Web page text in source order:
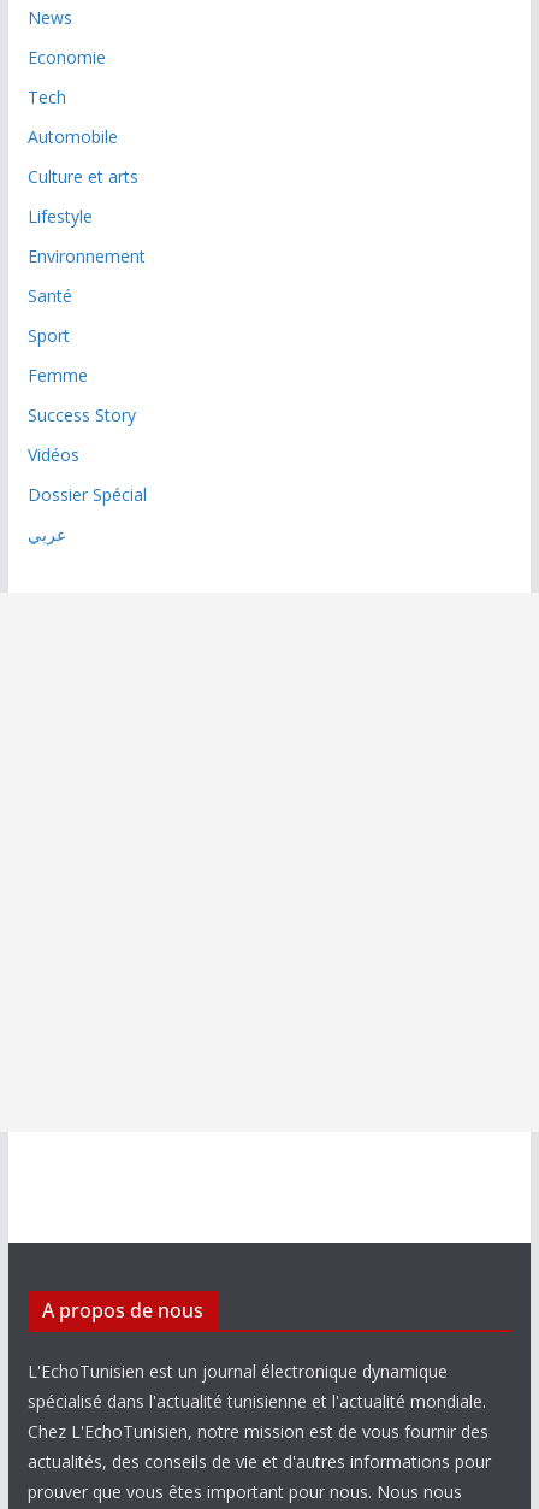
News
Economie
Tech
Automobile
Culture et arts
Lifestyle
Environnement
Santé
Sport
Femme
Success Story
Vidéos
Dossier Spécial
عربي
A propos de nous
L'EchoTunisien est un journal électronique dynamique
spécialisé dans l'actualité tunisienne et l'actualité mondiale.
Chez L'EchoTunisien, notre mission est de vous fournir des
actualités, des conseils de vie et d'autres informations pour
prouver que vous êtes important pour nous. Nous nous